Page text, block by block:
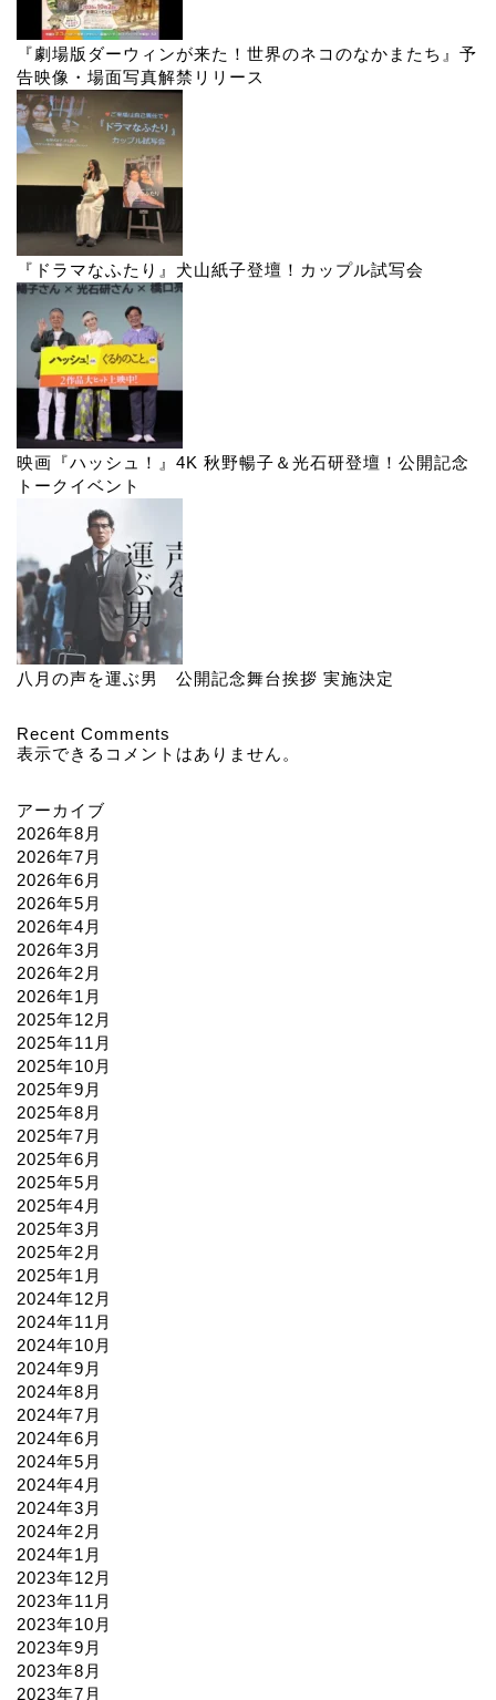
『劇場版ダーウィンが来た！世界のネコのなかまたち』予
告映像・場面写真解禁リリース
『ドラマなふたり』犬山紙子登壇！カップル試写会
映画『ハッシュ！』4K 秋野暢子＆光石研登壇！公開記念
トークイベント
八月の声を運ぶ男 公開記念舞台挨拶 実施決定
Recent Comments
表示できるコメントはありません。
アーカイブ
2026年8月
2026年7月
2026年6月
2026年5月
2026年4月
2026年3月
2026年2月
2026年1月
2025年12月
2025年11月
2025年10月
2025年9月
2025年8月
2025年7月
2025年6月
2025年5月
2025年4月
2025年3月
2025年2月
2025年1月
2024年12月
2024年11月
2024年10月
2024年9月
2024年8月
2024年7月
2024年6月
2024年5月
2024年4月
2024年3月
2024年2月
2024年1月
2023年12月
2023年11月
2023年10月
2023年9月
2023年8月
2023年7月